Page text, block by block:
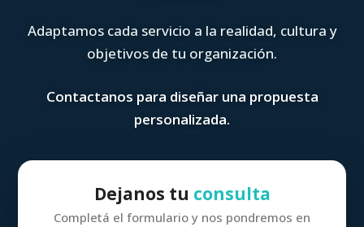
Adaptamos cada servicio a la realidad, cultura y
objetivos de tu organización.
Contactanos para diseñar una propuesta
personalizada.
Dejanos tu consulta
Completá el formulario y nos pondremos en